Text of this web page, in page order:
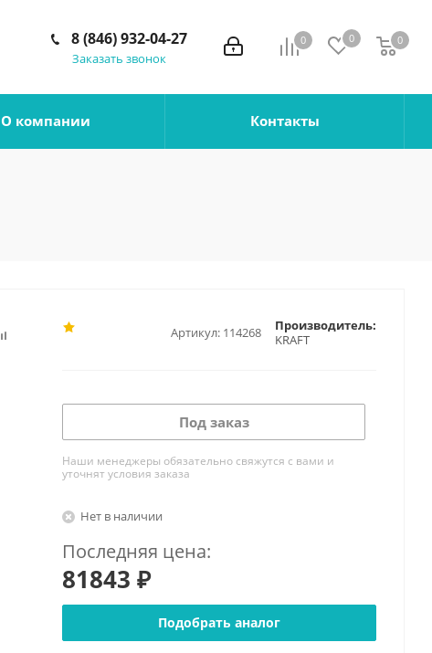
0 0 0
0
8 (846) 932-04-27
Заказать звонок
О компании Контакты
Артикул: 114268
Производитель:
KRAFT
Под заказ
Наши менеджеры обязательно свяжутся с вами и
уточнят условия заказа
Нет в наличии
Последняя цена:
81843 ₽
Подобрать аналог